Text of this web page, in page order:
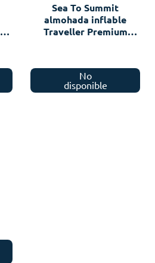
Sea To Summit
almohada inflable
Traveller Premium
No
disponible